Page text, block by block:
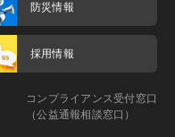
防災情報
採用情報
コンプライアンス受付窓口
（公益通報相談窓口）